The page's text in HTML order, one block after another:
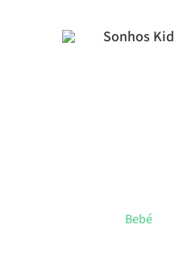
Sonhos Kid
Bebé